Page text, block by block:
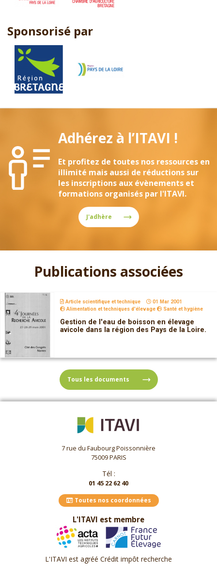
Sponsorisé par
Adhérez à l’ITAVI !
Et profitez de toutes nos ressources en
illimité mais aussi de réductions sur
les inscriptions aux évènements et
formations organisés par l'ITAVI.
J'adhère
Publications associées
Article scientifique et technique
01 Mar 2001
Alimentation et techniques d'élevage
Santé et hygiène
Gestion de l'eau de boisson en élevage
avicole dans la région des Pays de la Loire.
Tous les documents
7 rue du Faubourg Poissonnière
75009 PARIS
Tél :
01 45 22 62 40
Toutes nos coordonnées
L'ITAVI est membre
L'ITAVI est agréé Crédit impôt recherche